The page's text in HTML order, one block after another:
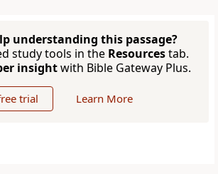
understanding this passage?
study tools in the Resourcestab.
insightwith Bible Gateway Plus.
trial Learn More